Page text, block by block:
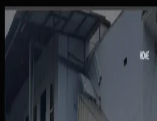
Kos Bu Ham
Kos Bu Ham
Sebelumnya
Status kamar, pembayaran, dan